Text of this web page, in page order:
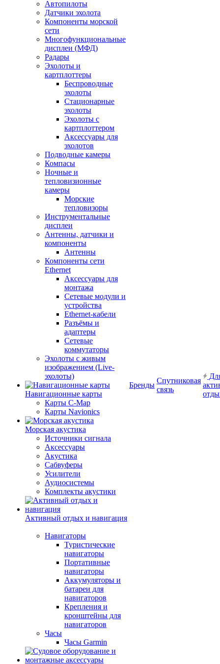
Автопилоты
Датчики эхолота
Компоненты морской
сети
Многофункциональные
дисплеи (МФД)
Радары
Эхолоты и
картплоттеры
Беспроводные
эхолоты
Стационарные
эхолоты
Эхолоты с
картплоттером
Аксессуары для
эхолотов
Подводные камеры
Компасы
Ночные и
тепловизионные
камеры
Морские
тепловизоры
Инструментальные
дисплеи
Антенны, датчики и
компоненты
Антенны
Компоненты сети
Ethernet
Аксессуары для
монтажа
Сетевые модули и
устройства
Ethernet-кабели
Разъёмы и
адаптеры
Сетевые
коммутаторы
Эхолоты с живым
изображением (Live-
эхолоты)
Навигационные карты
Карты C-Map
Карты Navionics
Морская акустика
Источники сигнала
Аксессуары
Акустика
Сабвуферы
Усилители
Аудиосистемы
Комплекты акустики
Активный отдых и навигация
Навигаторы
Туристические
навигаторы
Портативные
навигаторы
Аккумуляторы и
батареи для
навигаторов
Крепления и
кронштейны для
навигаторов
Часы
Часы Garmin
Бренды
Спутниковая
связь